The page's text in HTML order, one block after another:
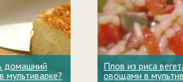
домашний
мультиварке?
Плов из риса
овощами в